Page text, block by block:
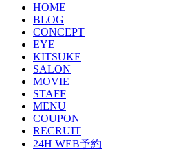
HOME
BLOG
CONCEPT
EYE
KITSUKE
SALON
MOVIE
STAFF
MENU
COUPON
RECRUIT
24H WEB予約